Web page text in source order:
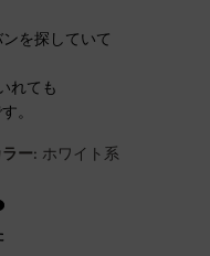
を探していて
れても
。
ラー: ホワイト系